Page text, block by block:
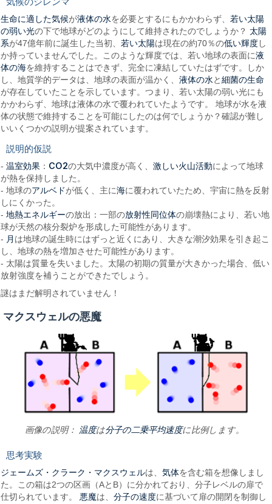
生命に適した気候が液体の水を必要とするにもかかわらず、若い太陽
の弱い光の下で地球がどのようにして維持されたのでしょうか？ 太陽
系が47億年前に誕生した当初、若い太陽は現在の約70％の低い輝度し
か持っていませんでした。このような輝度では、若い地球の表面に液
体の海を維持することはできず、完全に凍結していたはずです。しか
し、地質学的データは、地球の表面が温かく、液体の水と細菌の生命
が存在していたことを示しています。つまり、若い太陽の弱い光にも
かかわらず、地球は液体の水で覆われていたようです。 地球が水を液
体の状態で維持することを可能にしたのは何でしょうか？確認が難し
いいくつかの説明が提案されています。
説明的仮説
-温室効果 ： CO2の大気中濃度が高く、激しい火山活動によって地球
が熱を保持しました。
- 地球のアルベドが低く、主に海に覆われていたため、宇宙に熱を反射
しにくかった。
-地熱エネルギーの放出：一部の放射性同位体の崩壊熱により、若い地
球が天然の核分裂炉を形成した可能性があります。
- 月 は地球の誕生時にはずっと近くにあり、大きな潮汐効果を引き起こ
し、地球の熱を増加させた可能性があります。
- 太陽は質量を失いました。太陽の初期の質量が大きかった場合、低い
放射強度を補うことができたでしょう。
謎はまだ解明されていません！
マクスウェルの悪魔
画像の説明： 温度は分子の二乗平均速度に比例します。
思考実験
ジェームズ・クラーク・マクスウェルは、気体を含む箱を想像しまし
た。この箱は2つの区画（AとB）に分かれており、分子レベルの扉で
仕切られています。 悪魔は、分子の速度に基づいて扉の開閉を制御し